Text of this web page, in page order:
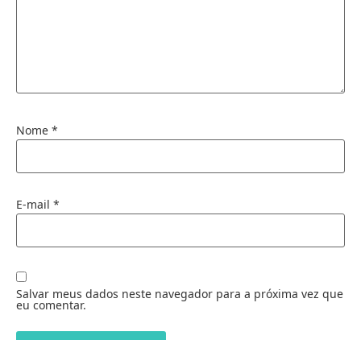
Nome *
E-mail *
Salvar meus dados neste navegador para a próxima vez que
eu comentar.